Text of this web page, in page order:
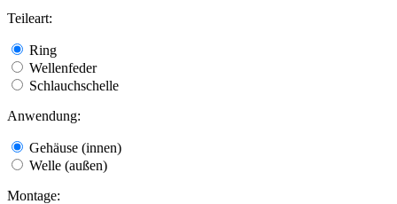
Teileart:
Ring
Wellenfeder
Schlauchschelle
Anwendung:
Gehäuse (innen)
Welle (außen)
Montage: